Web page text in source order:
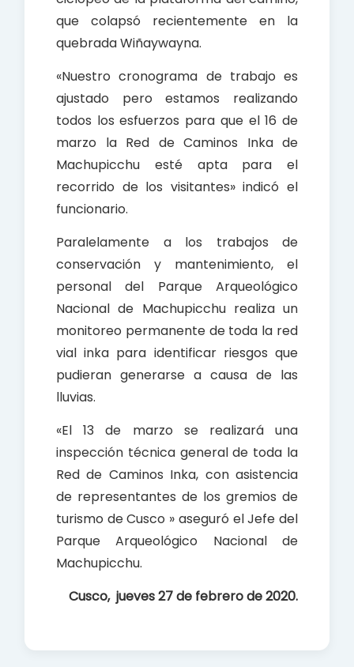
que colapsó recientemente en la
quebrada Wiñaywayna.
«Nuestro cronograma de trabajo es
ajustado pero estamos realizando
todos los esfuerzos para que el 16 de
marzo la Red de Caminos Inka de
Machupicchu esté apta para el
recorrido de los visitantes» indicó el
funcionario.
Paralelamente a los trabajos de
conservación y mantenimiento, el
personal del Parque Arqueológico
Nacional de Machupicchu realiza un
monitoreo permanente de toda la red
vial inka para identificar riesgos que
pudieran generarse a causa de las
lluvias.
«El 13 de marzo se realizará una
inspección técnica general de toda la
Red de Caminos Inka, con asistencia
de representantes de los gremios de
turismo de Cusco » aseguró el Jefe del
Parque Arqueológico Nacional de
Machupicchu.
Cusco, jueves 27 de febrero de 2020.